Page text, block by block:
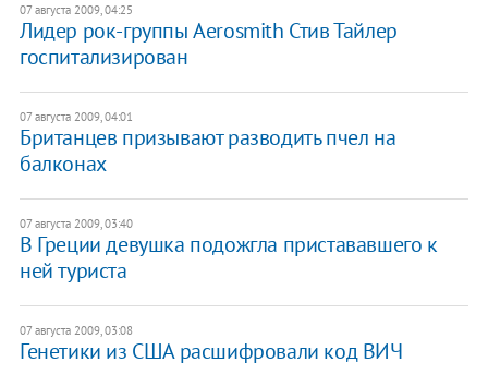
07 августа 2009, 04:25
Лидер рок-группы Aerosmith Стив Тайлер
госпитализирован
07 августа 2009, 04:01
Британцев призывают разводить пчел на
балконах
07 августа 2009, 03:40
В Греции девушка подожгла пристававшего к
ней туриста
07 августа 2009, 03:08
Генетики из США расшифровали код ВИЧ